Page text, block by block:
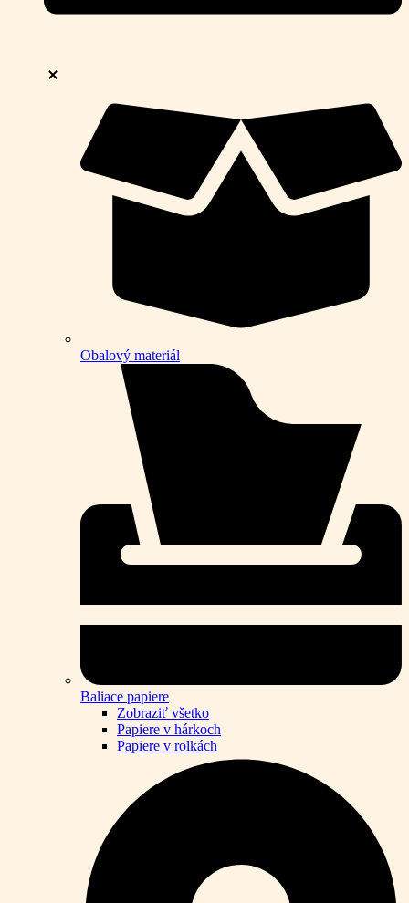
Obalový materiál
Baliace papiere
Zobraziť všetko
Papiere v hárkoch
Papiere v rolkách